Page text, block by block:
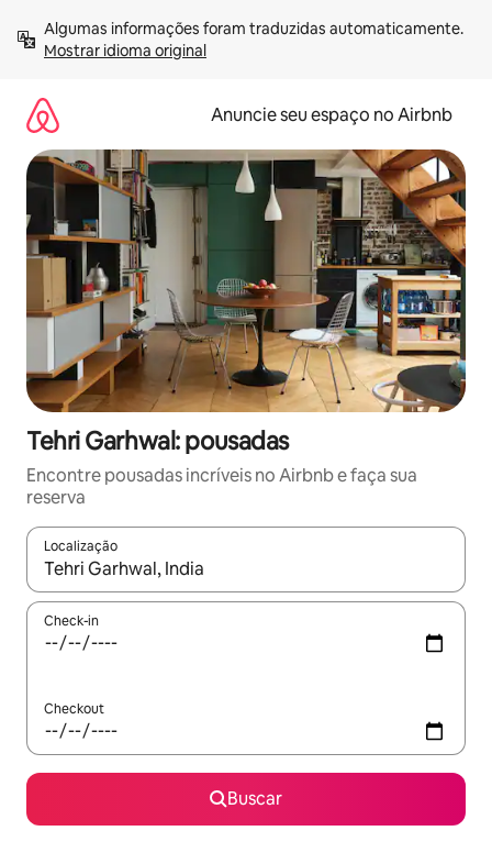
para
Mostrar idioma original
Anuncie seu espaço no Airbnb
Tehri Garhwal: pousadas
Encontre pousadas incríveis no Airbnb e faça sua
reserva
Localização
Quando os resultados estiverem disponíveis, explore-os
Check-in
Checkout
Buscar